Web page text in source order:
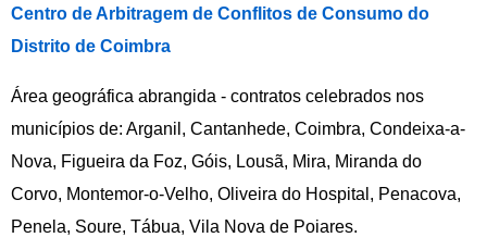
Centro de Arbitragem de Conflitos de Consumo do
Distrito de Coimbra
Área geográfica abrangida - contratos celebrados nos
municípios de: Arganil, Cantanhede, Coimbra, Condeixa-a-
Nova, Figueira da Foz, Góis, Lousã, Mira, Miranda do
Corvo, Montemor-o-Velho, Oliveira do Hospital, Penacova,
Penela, Soure, Tábua, Vila Nova de Poiares.